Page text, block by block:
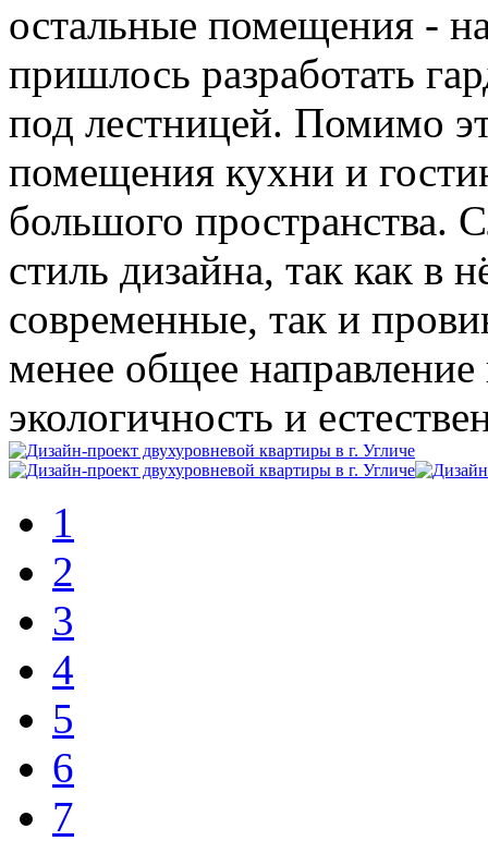
остальные помещения -
пришлось разработать
под лестницей. Помимо
помещения кухни и
большого пространства.
стиль дизайна, так как в
современные, так и
менее общее
экологичность и
1
2
3
4
5
6
7